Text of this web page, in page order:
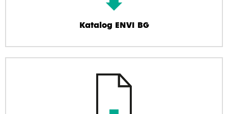
Katalog ENVI BG